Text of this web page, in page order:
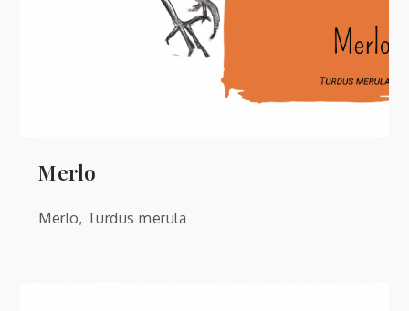
Merlo
Merlo, Turdus merula